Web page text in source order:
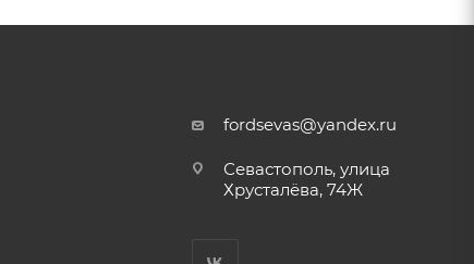
fordsevas@yandex.ru
Севастополь, улица
Хрусталёва, 74Ж